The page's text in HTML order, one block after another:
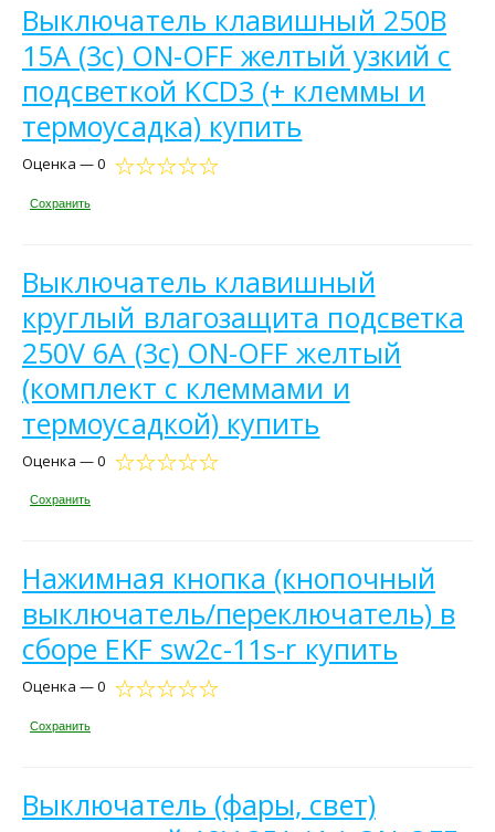
Выключатель клавишный 250В
15А (3с) ON-OFF желтый узкий с
подсветкой KCD3 (+ клеммы и
термоусадка) купить
Оценка — 0
Сохранить
Выключатель клавишный
круглый влагозащита подсветка
250V 6А (3с) ON-OFF желтый
(комплект с клеммами и
термоусадкой) купить
Оценка — 0
Сохранить
Нажимная кнопка (кнопочный
выключатель/переключатель) в
сборе EKF sw2c-11s-r купить
Оценка — 0
Сохранить
Выключатель (фары, свет)